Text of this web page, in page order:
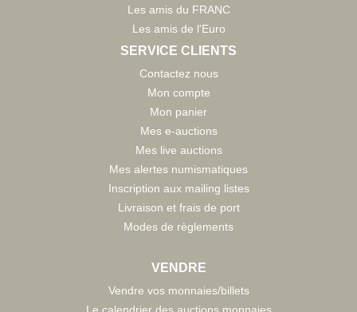
Les amis du FRANC
Les amis de l'Euro
SERVICE CLIENTS
Contactez nous
Mon compte
Mon panier
Mes e-auctions
Mes live auctions
Mes alertes numismatiques
Inscription aux mailing listes
Livraison et frais de port
Modes de règlements
VENDRE
Vendre vos monnaies/billets